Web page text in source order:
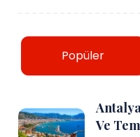
Popüler
Ve